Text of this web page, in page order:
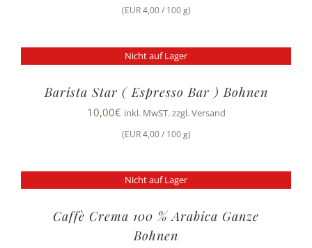
(EUR 4,00 / 100 g)
Nicht auf Lager
Barista Star ( Espresso Bar ) Bohnen
10,00€ inkl. MwST. zzgl. Versand
(EUR 4,00 / 100 g)
Nicht auf Lager
Caffè Crema 100 % Arabica Ganze
Bohnen